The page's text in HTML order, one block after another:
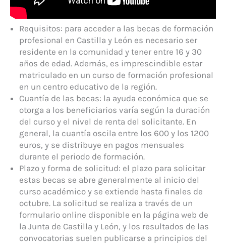
Requisitos: para acceder a las becas de formación
profesional en Castilla y León es necesario ser
residente en la comunidad y tener entre 16 y 30
años de edad. Además, es imprescindible estar
matriculado en un curso de formación profesional
en un centro educativo de la región.
Cuantía de las becas: la ayuda económica que se
otorga a los beneficiarios varía según la duración
del curso y el nivel de renta del solicitante. En
general, la cuantía oscila entre los 600 y los 1200
euros, y se distribuye en pagos mensuales
durante el periodo de formación.
Plazo y forma de solicitud: el plazo para solicitar
estas becas se abre generalmente al inicio del
curso académico y se extiende hasta finales de
octubre. La solicitud se realiza a través de un
formulario online disponible en la página web de
la Junta de Castilla y León, y los resultados de las
convocatorias suelen publicarse a principios del